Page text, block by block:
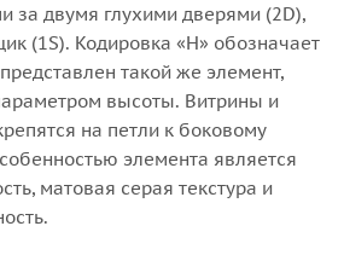
за двумя глухими дверями (2D),
(1S). Кодировка «Н» обозначает
такой же элемент,
высоты. Витрины и
на петли к боковому
элемента является
матовая серая текстура и